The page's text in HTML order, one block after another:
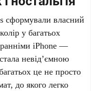
сформували власний
у багатьох
iPhone—
невід’ємною
це не просто
до якого легко